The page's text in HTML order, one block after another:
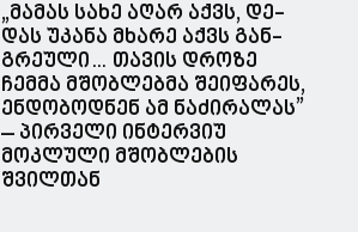
„მა­მას სახე აღარ აქვს, დე­
დას უკა­ნა მხა­რე აქვს გან­
გრე­უ­ლი… თავის დროზე
ჩემმა მშობლებმა შეიფარეს,
ენდობოდნენ ამ ნაძირალას”
– პირველი ინტერვიუ
მოკლული მშობლების
შვილთან